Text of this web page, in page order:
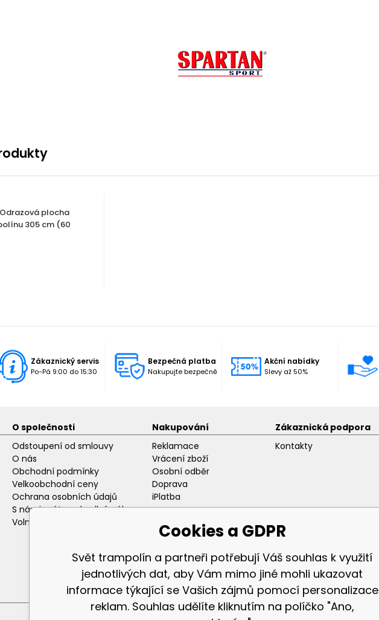
plocha
305 cm (60
Zákaznický servis
Po-Pá 9:00 do 15:30
Bezpečná platba
Nakupujte bezpečně
Akční nabídky
Slevy až 50%
O společnosti
Odstoupení od smlouvy
O nás
Obchodní podmínky
Velkoobchodní ceny
Ochrana osobních údajů
S námi máte pohodlný nákup
Volné pracovní pozice
Nakupování
Reklamace
Vrácení zboží
Osobní odběr
Doprava
iPlatba
Zákaznická podpora
Kontakty
Zákaznická sekce
Přihlášení
Cookies a GDPR
Svět trampolín a partneři potřebují Váš souhlas k využití
jednotlivých dat, aby Vám mimo jiné mohli ukazovat
informace týkající se Vašich zájmů pomocí personalizace
reklam. Souhlas udělíte kliknutím na políčko "Ano,